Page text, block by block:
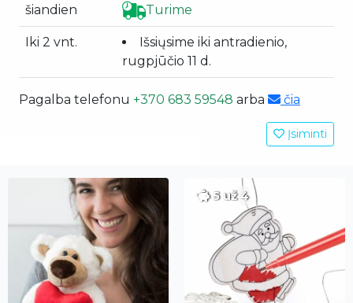
šiandien
Turime
Iki 2 vnt.
Išsiųsime iki antradienio,
rugpjūčio 11 d.
Pagalba telefonu +370 683 59548 arba čia
Įsiminti
5 už 4